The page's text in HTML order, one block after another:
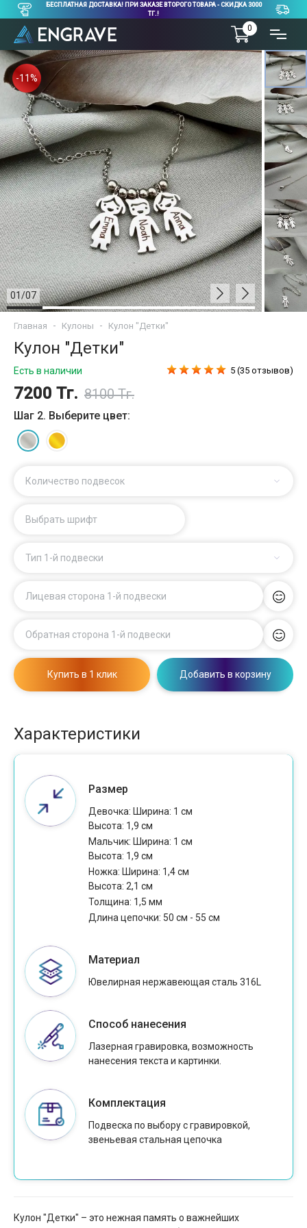
БЕСПЛАТНАЯ ДОСТАВКА! ПРИ ЗАКАЗЕ ВТОРОГО ТОВАРА - СКИДКА 3000
ТГ.!
0
-11%
01/07
Главная Кулоны Кулон "Детки"
Кулон "Детки"
Есть в наличии
7200 Тг. 8100 Тг.
5 (35 отзывов)
Шаг 2. Выберите цвет:
Количество подвесок
Выбрать шрифт
Тип 1-й подвески
Лицевая сторона 1-й подвески
Обратная сторона 1-й подвески
Купить в 1 клик Добавить в корзину
Характеристики
Размер
Девочка: Ширина: 1 см
Высота: 1,9 см
Мальчик: Ширина: 1 см
Высота: 1,9 см
Ножка: Ширина: 1,4 см
Высота: 2,1 см
Толщина: 1,5 мм
Длина цепочки: 50 см - 55 см
Материал
Ювелирная нержавеющая сталь 316L
Способ нанесения
Лазерная гравировка, возможность
нанесения текста и картинки.
Комплектация
Подвеска по выбору с гравировкой,
звеньевая стальная цепочка
Кулон "Детки" – это нежная память о важнейших